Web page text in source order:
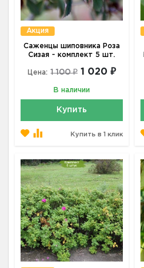
Акция
Саженцы шиповника Роза
Сизая - комплект 5 шт.
Цена: 1 100 ₽ 1 020 ₽
В наличии
Купить
Купить в 1 клик